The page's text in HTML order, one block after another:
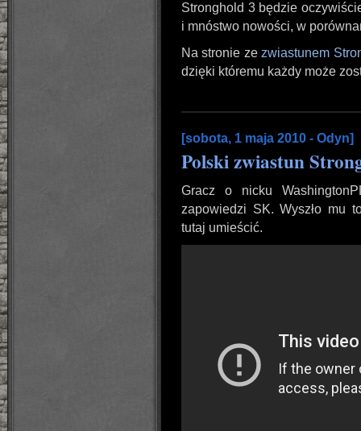
Stronghold 3 będzie
i mnóstwo nowości, w
Na stronie zezwiastunem
dzięki któremu każdy może
[sobota, 1 maja 2010 - Odyn]
Polski zwiastun
Gracz o nicku
zapowiedzi SK. Wyszło mu
tutaj umieścić.